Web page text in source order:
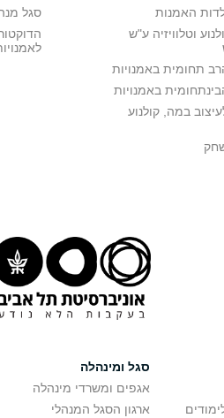
האמנות
וטלוויזיה ע"ש
תחומית באמנויות
באמנויות
במה, קולנוע
סגל
סגל ומינהלה
אגפים ומשרדי מינהלה
ארגון הסגל המנהלי